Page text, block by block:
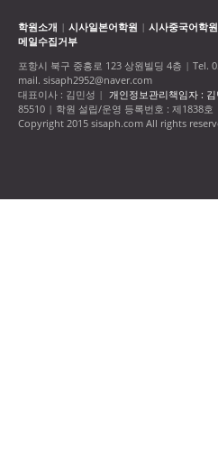
학원소개 | 시사일본어학원 | 시사중국어학원
메일수집거부
포항시 북구 중흥로 123 상원빌딩 4층 | Tel.
mail. sisaph2952@naver.com
대표이사 : 김민성 | 개인정보관리책임자 : 김
85510 | 학원 설립/운영 등록번호 : 제1838호
Copyright 2015 sisaph.com All rights